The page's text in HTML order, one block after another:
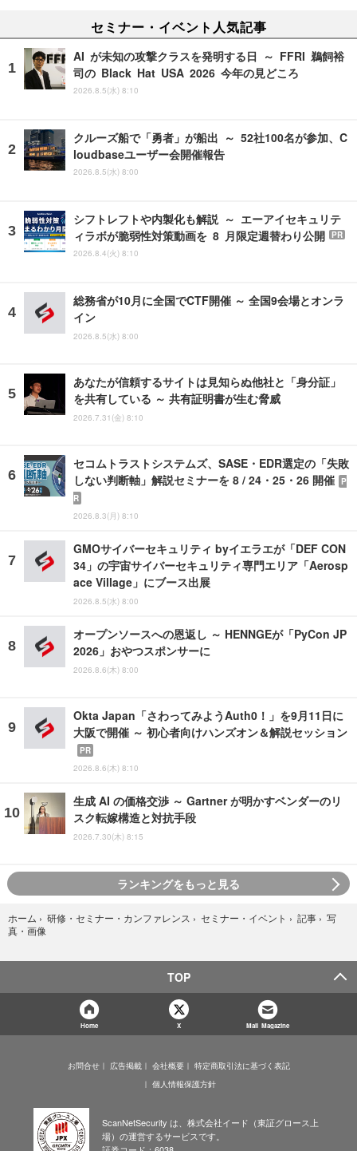
セミナー・イベント人気記事
AI が未知の攻撃クラスを発明する日 ～ FFRI 鵜飼裕
司の Black Hat USA 2026 今年の見どころ
2026.8.5(水) 8:10
クルーズ船で「勇者」が船出 ～ 52社100名が参加、C
loudbaseユーザー会開催報告
2026.8.5(水) 8:00
シフトレフトや内製化も解説 ～ エーアイセキュリテ
ィラボが脆弱性対策動画を 8 月限定週替わり公開
PR
2026.8.4(火) 8:10
総務省が10月に全国でCTF開催 ～ 全国9会場とオンラ
イン
2026.8.5(水) 8:00
あなたが信頼するサイトは見知らぬ他社と「身分証」
を共有している ～ 共有証明書が生む脅威
2026.7.31(金) 8:10
セコムトラストシステムズ、SASE・EDR選定の「失敗
しない判断軸」解説セミナーを 8 / 24・25・26 開催 P
R
2026.8.3(月) 8:10
GMOサイバーセキュリティ byイエラエが「DEF CON
34」の宇宙サイバーセキュリティ専門エリア「Aerosp
ace Village」にブース出展
2026.8.5(水) 8:00
オープンソースへの恩返し ～ HENNGEが「PyCon JP
2026」おやつスポンサーに
2026.8.6(木) 8:00
Okta Japan「さわってみようAuth0！」を9月11日に
大阪で開催 ～ 初心者向けハンズオン＆解説セッション
PR
2026.8.6(木) 8:10
生成 AI の価格交渉 ～ Gartner が明かすベンダーのリ
スク転嫁構造と対抗手段
2026.7.30(木) 8:15
ランキングをもっと見る
ホーム › 研修・セミナー・カンファレンス › セミナー・イベント › 記事 › 写
真・画像
TOP
Home X Mail Magazine
お問合せ 広告掲載 会社概要
特定商取引法に基づく表記
個人情報保護方針
ScanNetSecurity は、株式会社イード（東証グロース上
場）の運営するサービスです。